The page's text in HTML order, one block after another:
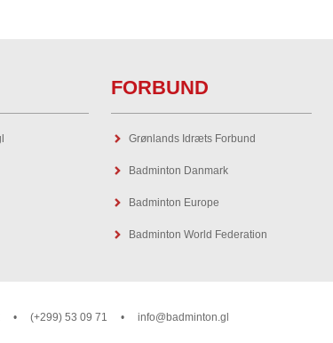
FORBUND
Grønlands Idræts Forbund
Badminton Danmark
Badminton Europe
Badminton World Federation
• (+299) 53 09 71 • info@badminton.gl